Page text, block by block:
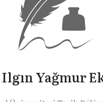
Ilgın Yağmur